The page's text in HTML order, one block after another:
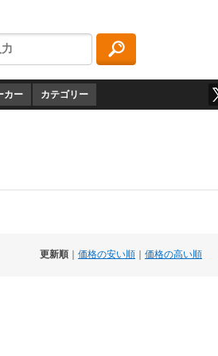
カー カテゴリー
更新順 価格の安い順 価格の高い順